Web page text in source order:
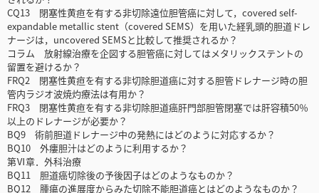
CQ13 閉塞性黄疸を有する非切除遠位胆管癌に対して，covered self-
expandable metallic stent（covered SEMS）を用いた経乳頭的胆道ドレ
ナージは，uncovered SEMSと比較して推奨されるか？
コラム 放射線治療を企図する胆管癌に対してはメタリックステントの
留置を避けるか？
FRQ2 閉塞性黄疸を有する非切除胆道癌に対する胆管ドレナージ時の胆
管内ラジオ波焼灼療法は有用か？
FRQ3 閉塞性黄疸を有する非切除胆道癌肝門部胆管閉塞では肝容積50％
以上のドレナージが必要か？
BQ9 術前胆道ドレナージ中の発熱にはどのように対応するか？
BQ10 外瘻胆汁はどのように利用するか？
第Ⅵ章．外科治療
BQ11 胆道癌切除後の予後因子はどのようなものか？
BQ12 腫瘍の進展度からみた切除不能胆道癌とはどのようなものか？